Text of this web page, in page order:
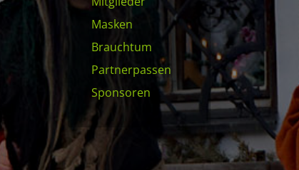
Masken
Brauchtum
Partnerpassen
Sponsoren